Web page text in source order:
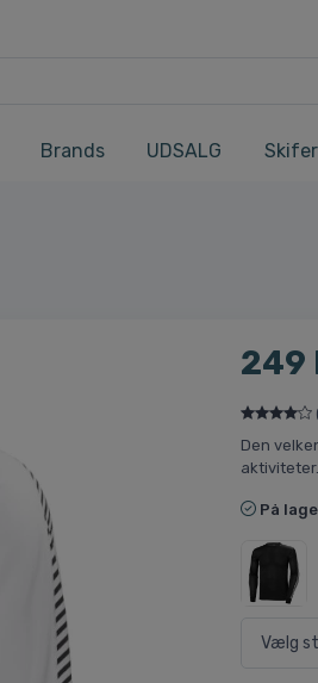
Brands UDSALG
249
Den
På